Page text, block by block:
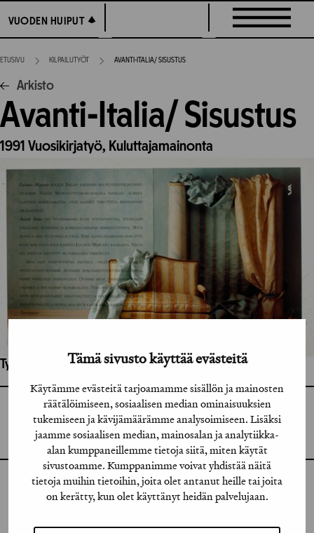
Tämä sivusto käyttää evästeitä
Käytämme evästeitä tarjoamamme sisällön ja mainosten
räätälöimiseen, sosiaalisen median ominaisuuksien
tukemiseen ja kävijämäärämme analysoimiseen. Lisäksi
jaamme sosiaalisen median, mainosalan ja analytiikka-
alan kumppaneillemme tietoja siitä, miten käytät
sivustoamme. Kumppanimme voivat yhdistää näitä
tietoja muihin tietoihin, joita olet antanut heille tai joita
on kerätty, kun olet käyttänyt heidän palvelujaan.
suoraan
sisältöön
VUODEN HUIPUT
VUODEN HUIPUT
ETUSIVU KILPAILUTYÖT AVANTI-ITALIA/ SISUSTUS
Arkisto
Avanti-Italia/ Sisustus
1991 Vuosikirjatyö, Kuluttajamainonta
Työhön osallistuneet henkilöt / tahot:
GRAFIA RY
GRAFIA(AT)GRAFIA.FI
00120 HELSINKI
INSTAGRAM